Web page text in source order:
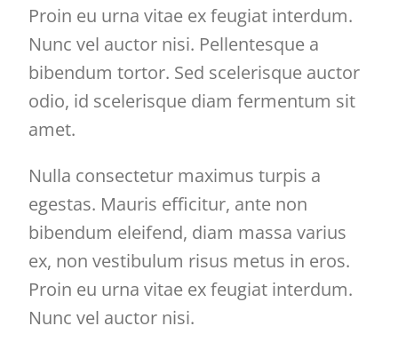
Proin eu urna vitae ex feugiat interdum.
Nunc vel auctor nisi. Pellentesque a
bibendum tortor. Sed scelerisque auctor
odio, id scelerisque diam fermentum sit
amet.
Nulla consectetur maximus turpis a
egestas. Mauris efficitur, ante non
bibendum eleifend, diam massa varius
ex, non vestibulum risus metus in eros.
Proin eu urna vitae ex feugiat interdum.
Nunc vel auctor nisi.